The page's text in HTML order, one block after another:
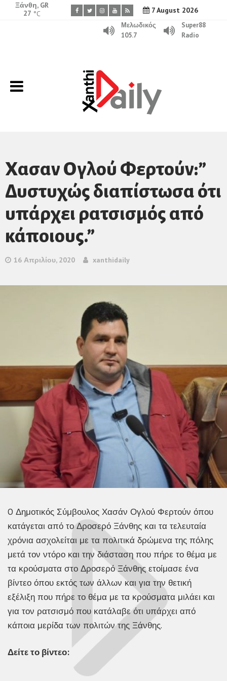
7 August 2026
Ξάνθη, GR
27 °C
Μελωδικός
105.7
Super88
Radio
Χασαν Ογλού Φερτούν:”
Δυστυχώς διαπίστωσα ότι
υπάρχει ρατσισμός από
κάποιους.”
16 Απριλίου, 2020 xanthidaily
O Δημοτικός Σύμβουλος Χασάν Ογλού Φερτούν όπου
κατάγεται από το Δροσερό Ξάνθης και τα τελευταία
χρόνια ασχολείται με τα πολιτικά δρώμενα της πόλης
μετά τον ντόρο και την διάσταση που πήρε το θέμα με
τα κρούσματα στο Δροσερό Ξάνθης ετοίμασε ένα
βίντεο όπου εκτός των άλλων και για την θετική
εξέλιξη που πήρε το θέμα με τα κρούσματα μιλάει και
για τον ρατσισμό που κατάλαβε ότι υπάρχει από
κάποια μερίδα των πολιτών της Ξάνθης.
Δείτε το βίντεο: